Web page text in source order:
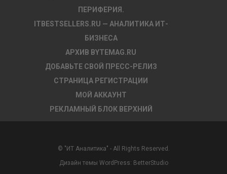
ПЕРИФЕРИЯ.
ITBESTSELLERS.RU — АНАЛИТИКА ИТ-
БИЗНЕСА
АРХИВ BYTEMAG.RU
ДОБАВЬТЕ СВОЙ ПРЕСС-РЕЛИЗ
СТРАНИЦА РЕГИСТРАЦИИ
МОЙ АККАУНТ
РЕКЛАМНЫЙ БЛОК ВЕРХНИЙ
© "ИТ Аналитика" - All Rights Reserved.
Дизайн темы WordPress: BetterStudio